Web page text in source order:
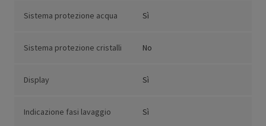
Sistema protezione acqua Sì
Sistema protezione cristalli No
Display Sì
Indicazione fasi lavaggio Sì